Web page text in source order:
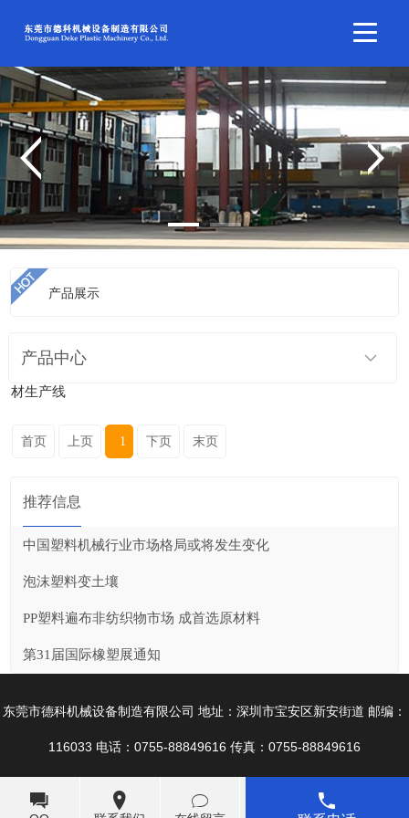
产品展示
材生产线
产品中心
首页 上页 1 下页 末页
推荐信息
中国塑料机械行业市场格局或将发生变化
泡沫塑料变土壤
PP塑料遍布非纺织物市场 成首选原材料
第31届国际橡塑展通知
东莞市德科机械设备制造有限公司 地址：深圳市宝安区新安街道 邮编：
116033 电话：0755-88849616 传真：0755-88849616